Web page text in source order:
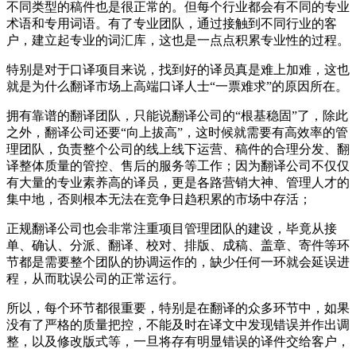
不同类型的稿件也是很正常的。但每个行业都会有不同的专业
术语和专用词语。有了专业团队，通过接触到不同行业的客
户，建立起专业的词汇库，这也是一点点积累专业性的过程。
特别是对于口译项目来说，找到好的译员真是难上加难，这也
就是为什么翻译市场上高端口译人士“一票难求”的原因所在。
拥有靠谱的翻译团队，只能说翻译公司的“根基稳固”了，除此
之外，翻译公司还要“向上拔高”，这时候就需要有高效率的管
理团队，负责整个公司的线上线下运营、稿件的合理分发、翻
译整体质量的管控、售后的服务等工作； 因为翻译公司不仅仅
有大量的专业素养高的译员，更是各路营销大神、管理人才的
集中地，否则根本无法在竞争日趋积累的市场中存活；
正规翻译公司也会非常注重项目管理团队的建设，毕竟从接
单、确认、分派、翻译、校对、排版、成稿、盖章、寄件等环
节都是需要整个团队的协调运作的，缺少任何一环就会延误进
程，从而耽误公司的正常运行。
所以，每个环节都很重要，特别是在翻译的众多环节中，如果
没有了严格的质量把控，不能及时在译文中发现错误并作出调
整，以及修改版式等，一旦将存有明显错误的译件交给客户，